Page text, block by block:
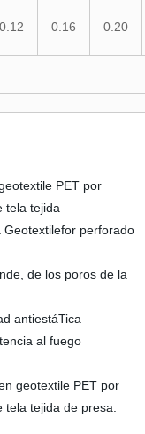
0.12 0.16 0.20
PET por
tela tejida
perforado
de los poros de la
antiestáTica
al fuego
geotextile PET por
tela tejida de presa: